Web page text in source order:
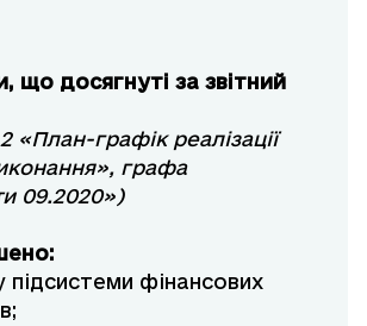
що досягнуті за звітний
«План-графік реалізації
графа
09.2020»)
фінансових